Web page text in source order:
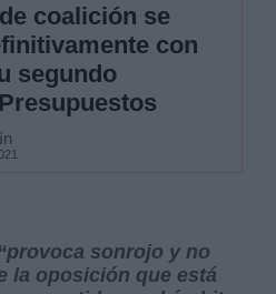
coalición se
con
segundo
“provoca sonrojo y no
la oposición que está